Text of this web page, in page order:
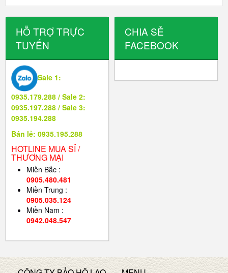
HỖ TRỢ TRỰC
TUYẾN
Sale 1:
0935.179.288 / Sale 2:
0935.197.288 / Sale 3:
0935.194.288
Bán lẻ: 0935.195.288
HOTLINE MUA SỈ /
THƯƠNG MẠI
Miền Bắc :
0905.480.481
Miền Trung :
0905.035.124
Miền Nam :
0942.048.547
CHIA SẺ
FACEBOOK